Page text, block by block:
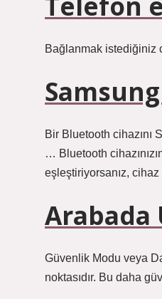
Bağlanmak istediğiniz
Bir Bluetooth cihazını
… Bluetooth
eşleştiriyorsanız,
Arabada
Güvenlik Modu veya
noktasıdır. Bu daha